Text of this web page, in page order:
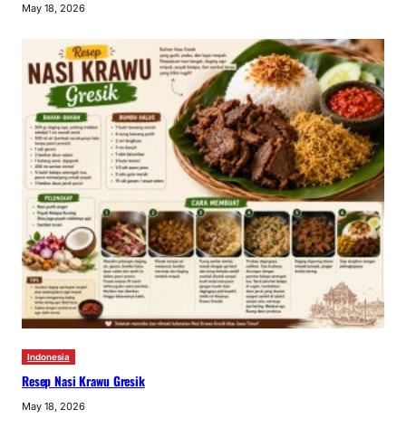
May 18, 2026
Indonesia
Resep Nasi Krawu Gresik
May 18, 2026